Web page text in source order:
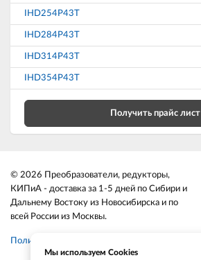
IHD254P43T
IHD284P43T
IHD314P43T
IHD354P43T
Получить прайс лист
© 2026 Преобразователи, редукторы,
КИПиА - доставка за 1-5 дней по Сибири и
Дальнему Востоку из Новосибирска и по
всей России из Москвы.
Политика конфиденциальности
Мы используем Cookies